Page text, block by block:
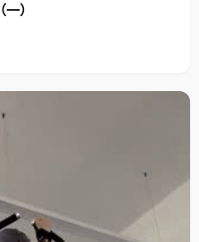
）